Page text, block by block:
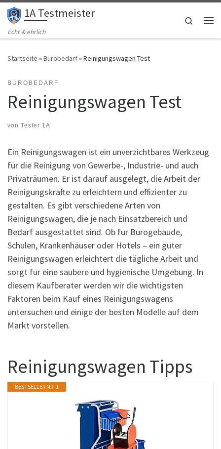
Zum Inhalt springen
1A Testmeister
Echt & ehrlich
Search
Startseite »Bürobedarf»Reinigungswagen Test
BÜROBEDARF
Reinigungswagen Test
von Tester 1A
Ein Reinigungswagen ist ein unverzichtbares Werkzeug
für die Reinigung von Gewerbe-, Industrie- und auch
Privaträumen. Er ist darauf ausgelegt, die Arbeit der
Reinigungskräfte zu erleichtern und effizienter zu
gestalten. Es gibt verschiedene Arten von
Reinigungswagen, die je nach Einsatzbereich und
Bedarf ausgestattet sind. Ob für Bürogebäude,
Schulen, Krankenhäuser oder Hotels – ein guter
Reinigungswagen erleichtert die tägliche Arbeit und
sorgt für eine saubere und hygienische Umgebung. In
diesem Kaufberater werden wir die wichtigsten
Faktoren beim Kauf eines Reinigungswagens
untersuchen und einige der besten Modelle auf dem
Markt vorstellen.
Reinigungswagen Tipps
BESTSELLER NR. 1